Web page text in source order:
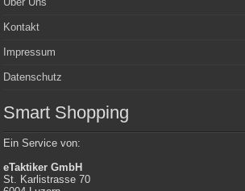
Kontakt
Impressum
Datenschutz
Smart Shopping
Ein Service von:
eTaktiker GmbH
St. Karlistrasse 70